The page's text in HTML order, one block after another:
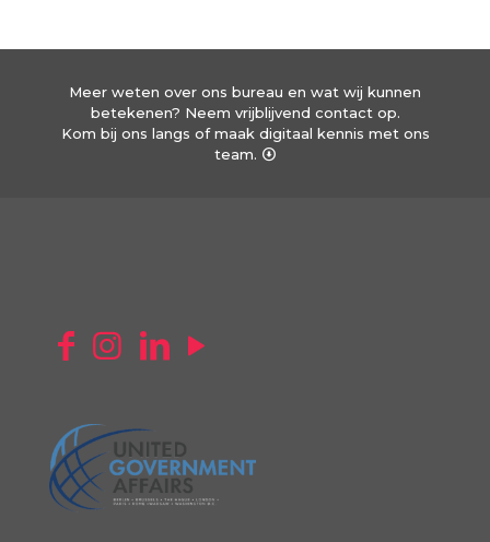
Meer weten over ons bureau en wat wij kunnen
betekenen? Neem vrijblijvend contact op.
Kom bij ons langs of maak digitaal kennis met ons
team.